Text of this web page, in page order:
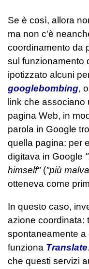
Se è così, allora
ma non c'è
coordinamento da
sul funzionamento
ipotizzato alcuni
googlebombing,
link che
pagina Web, in
parola in Google
quella pagina: per
digitava in Google
himself"("più
otteneva come
In questo caso,
azione coordinata:
spontaneamente
funziona Translate
che questi servizi